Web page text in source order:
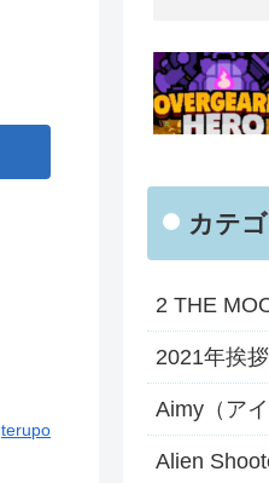
terupo
カテ
2 THE
2021年挨
Aimy（アイ
Alien